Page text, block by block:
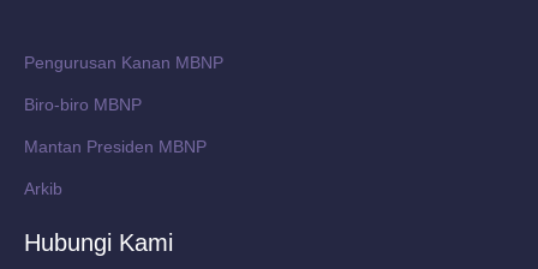
Pengurusan Kanan MBNP
Biro-biro MBNP
Mantan Presiden MBNP
Arkib
Hubungi Kami